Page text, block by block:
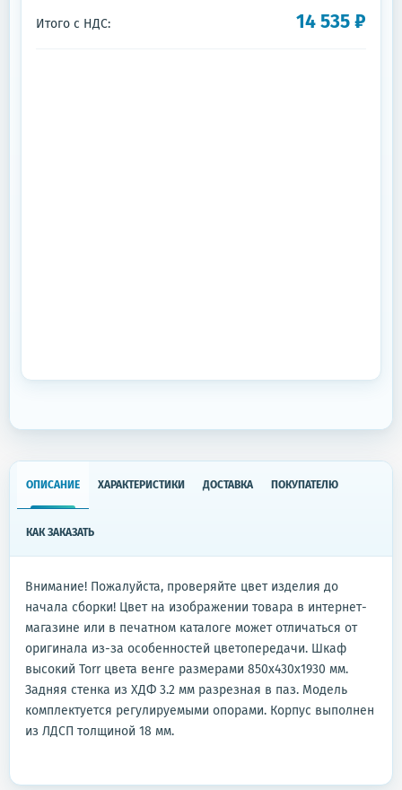
Итого с НДС: 14 535₽
ОПИСАНИЕ ХАРАКТЕРИСТИКИ ДОСТАВКА ПОКУПАТЕЛЮ
КАК ЗАКАЗАТЬ
Внимание! Пожалуйста, проверяйте цвет изделия до
начала сборки! Цвет на изображении товара в интернет-
магазине или в печатном каталоге может отличаться от
оригинала из-за особенностей цветопередачи. Шкаф
высокий Torr цвета венге размерами 850x430x1930 мм.
Задняя стенка из ХДФ 3.2 мм разрезная в паз. Модель
комплектуется регулируемыми опорами. Корпус выполнен
из ЛДСП толщиной 18 мм.